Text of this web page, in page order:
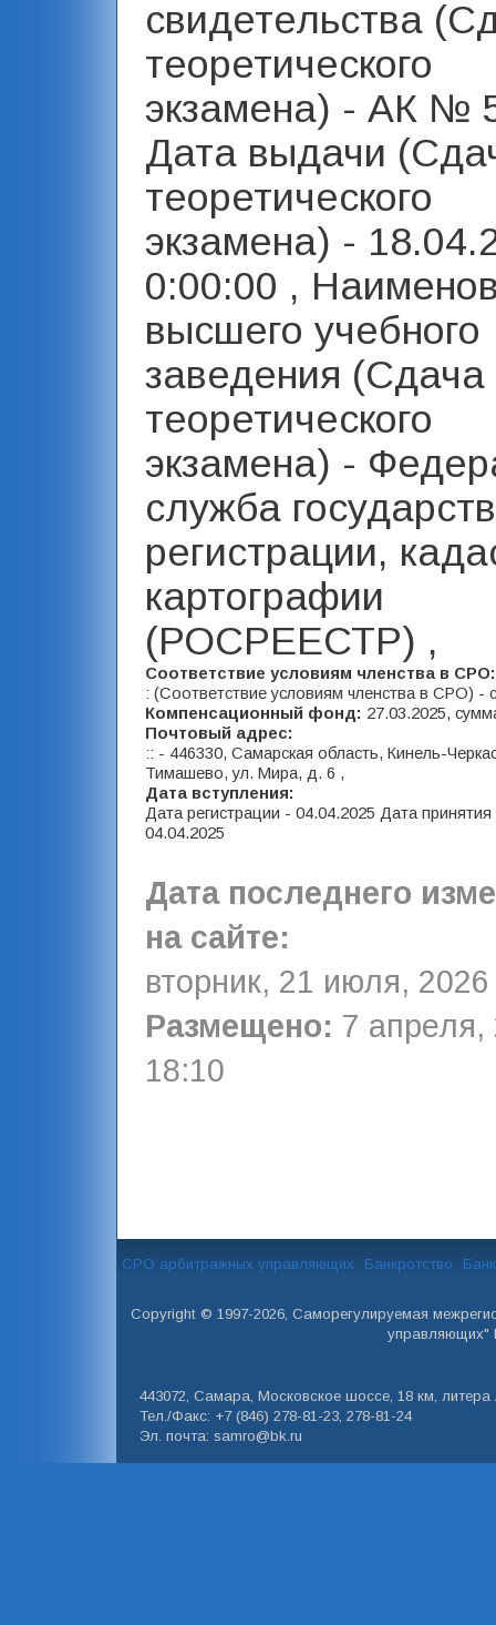
свидетельства
теоретического
экзамена) - АК №
Дата выдачи
теоретического
экзамена) -
0:00:00 ,
высшего учебного
заведения (Сдача
теоретического
экзамена) -
служба
регистрации,
картографии
(РОСРЕЕСТР) ,
Соответствие условиям членства в
: (Соответствие условиям членства в СРО) -
Компенсационный фонд: 27.03.2025,
Почтовый адрес:
:: - 446330, Самарская область, Кинель-
Тимашево, ул. Мира, д. 6 ,
Дата вступления:
Дата регистрации - 04.04.2025 Дата
04.04.2025
Дата последнего
на сайте:
вторник, 21 июля,
Размещено: 7 апреля,
18:10
СРО арбитражных управляющих Банкротство
Copyright © 1997-2026, Саморегулируемая
управляющих"
443072, Самара, Московское шоссе, 18 км, литера
Тел./Факс: +7 (846) 278-81-23, 278-81-24
Эл. почта: samro@bk.ru